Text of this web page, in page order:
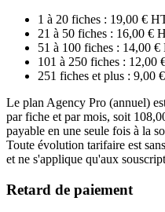
1 à 20 fiches : 19,00 €
21 à 50 fiches : 16,00 €
51 à 100 fiches : 14,00
101 à 250 fiches : 12,00
251 fiches et plus : 9,00
Le plan Agency Pro (annuel)
par fiche et par mois, soit
payable en une seule fois à la
Toute évolution tarifaire est
et ne s'applique qu'aux
Retard de paiement